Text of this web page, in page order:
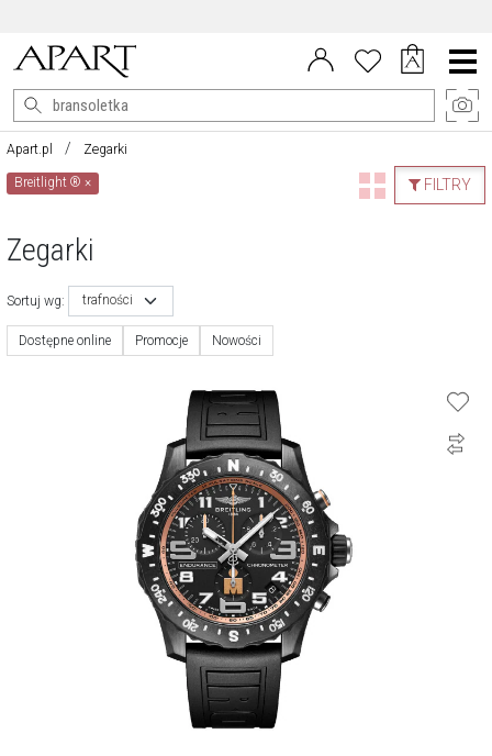
Menu
główne
Apart.pl Zegarki
FILTRY
Breitlight ®×
Zegarki
Sortuj wg: trafności
Dostępne online Promocje Nowości